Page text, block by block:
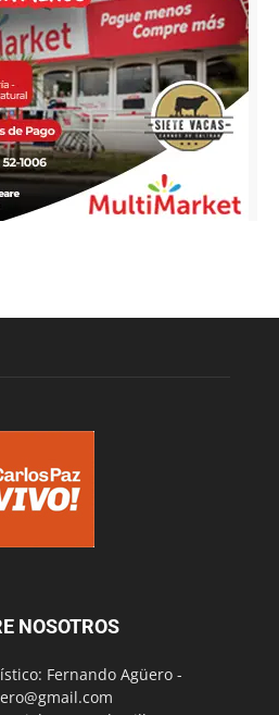
NOSOTROS
Fernando Agüero -